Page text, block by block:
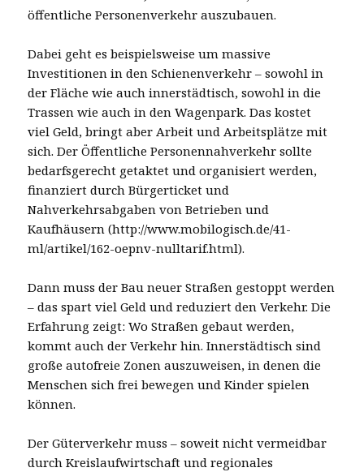
öffentliche Personenverkehr auszubauen.
Dabei geht es beispielsweise um massive
Investitionen in den Schienenverkehr – sowohl in
der Fläche wie auch innerstädtisch, sowohl in die
Trassen wie auch in den Wagenpark. Das kostet
viel Geld, bringt aber Arbeit und Arbeitsplätze mit
sich. Der Öffentliche Personennahverkehr sollte
bedarfsgerecht getaktet und organisiert werden,
finanziert durch Bürgerticket und
Nahverkehrsabgaben von Betrieben und
Kaufhäusern (http://www.mobilogisch.de/41-
ml/artikel/162-oepnv-nulltarif.html).
Dann muss der Bau neuer Straßen gestoppt werden
– das spart viel Geld und reduziert den Verkehr. Die
Erfahrung zeigt: Wo Straßen gebaut werden,
kommt auch der Verkehr hin. Innerstädtisch sind
große autofreie Zonen auszuweisen, in denen die
Menschen sich frei bewegen und Kinder spielen
können.
Der Güterverkehr muss – soweit nicht vermeidbar
durch Kreislaufwirtschaft und regionales